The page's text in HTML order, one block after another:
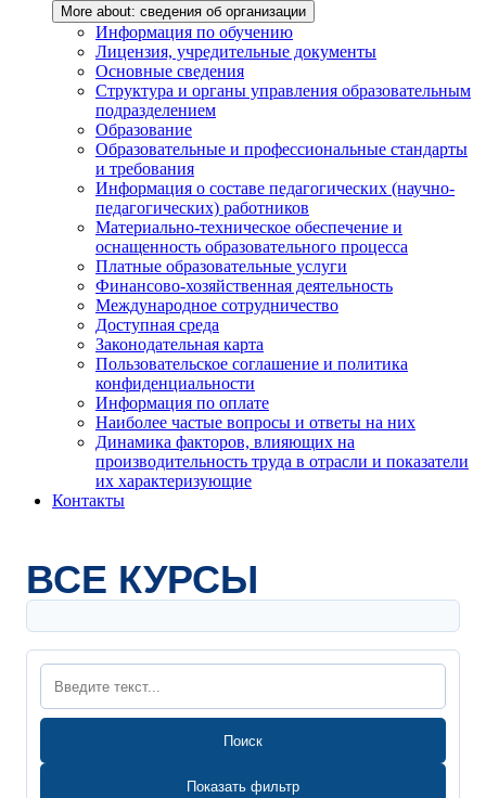
More about: сведения об организации
Информация по обучению
Лицензия, учредительные документы
Основные сведения
Структура и органы управления образовательным
подразделением
Образование
Образовательные и профессиональные стандарты
и требования
Информация о составе педагогических (научно-
педагогических) работников
Материально-техническое обеспечение и
оснащенность образовательного процесса
Платные образовательные услуги
Финансово-хозяйственная деятельность
Международное сотрудничество
Доступная среда
Законодательная карта
Пользовательское соглашение и политика
конфиденциальности
Информация по оплате
Наиболее частые вопросы и ответы на них
Динамика факторов, влияющих на
производительность труда в отрасли и показатели
их характеризующие
Контакты
ВСЕ КУРСЫ
Поиск
Показать фильтр